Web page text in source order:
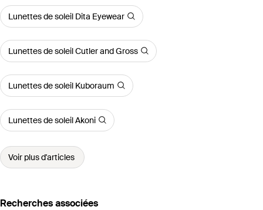
Lunettes de soleil Dita Eyewear
Lunettes de soleil Cutler and Gross
Lunettes de soleil Kuboraum
Lunettes de soleil Akoni
Voir plus d'articles
Recherches associées